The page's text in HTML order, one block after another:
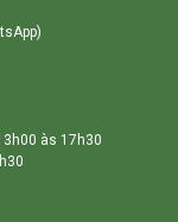
às 17h30